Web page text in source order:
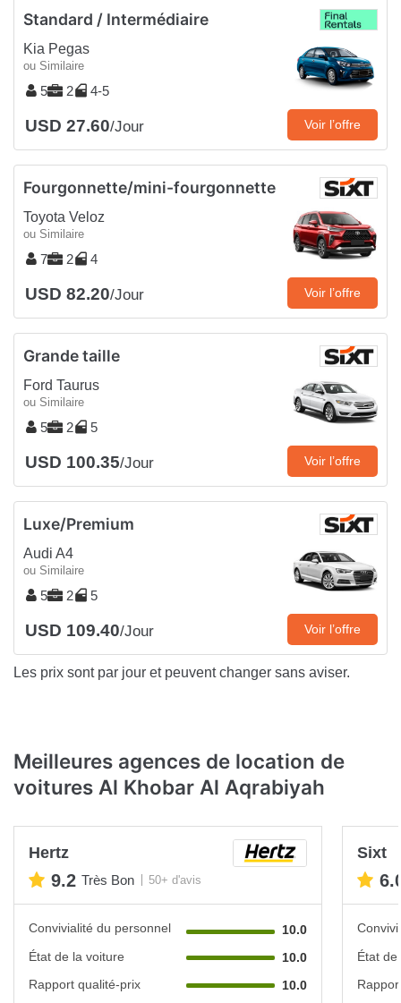
Standard / Intermédiaire
Kia Pegas
ou Similaire
5 2 4-5
USD 27.60/Jour Voir l’offre
Fourgonnette/mini-fourgonnette
Toyota Veloz
ou Similaire
7 2 4
USD 82.20/Jour Voir l’offre
Grande taille
Ford Taurus
ou Similaire
5 2 5
USD 100.35/Jour Voir l’offre
Luxe/Premium
Audi A4
ou Similaire
5 2 5
USD 109.40/Jour Voir l’offre
Les prix sont par jour et peuvent changer sans aviser.
Meilleures agences de location de
voitures Al Khobar Al Aqrabiyah
Hertz
9.2 Très Bon 50+ d'avis
Convivialité du personnel
10.0
État de la voiture
10.0
Rapport qualité-prix
10.0
Sixt
État